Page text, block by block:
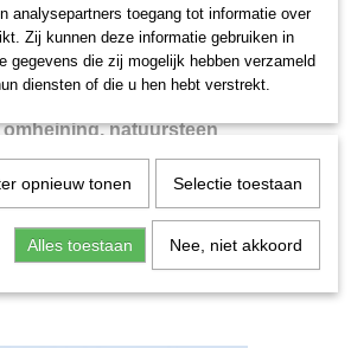
omheining, natuursteen
analysepartners toegang tot informatie over
Zij kunnen deze informatie gebruiken in
gegevens die zij mogelijk hebben verzameld
diensten of die u hen hebt verstrekt.
opnieuw tonen Selectie toestaan
Alles toestaan Nee, niet akkoord